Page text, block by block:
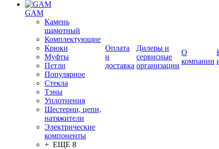
GAM
Камень
шамотный
Комплектующие
Крюки
Муфты
Петли
Популярное
Стекла
Тэны
Уплотнения
Шестерни, цепи,
натяжители
Электрические
компоненты
+ ЕЩЕ 8
Оплата
и
доставка
Дилеры и
сервисные
организации
О
компании